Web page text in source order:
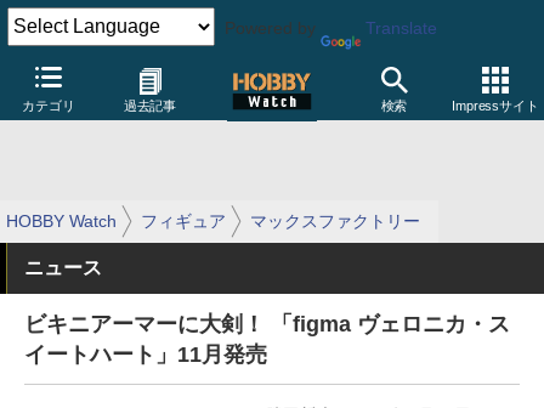
Powered by Translate
カテゴリ 過去記事 検索 Impressサイト
HOBBY Watch フィギュア マックスファクトリー
ニュース
ビキニアーマーに大剣！ 「figma ヴェロニカ・ス
イートハート」11月発売